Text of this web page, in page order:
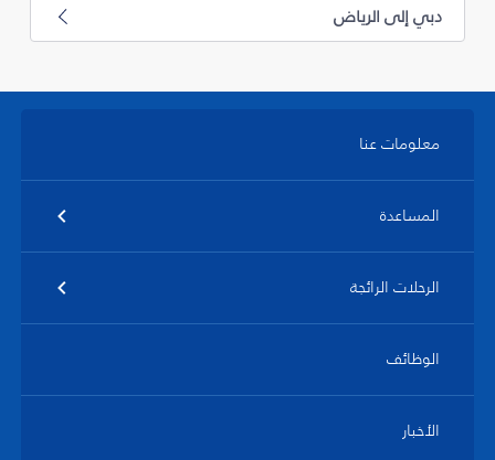
دبي إلى الرياض
معلومات عنا
المساعدة
الرحلات الرائجة
الوظائف
الأخبار